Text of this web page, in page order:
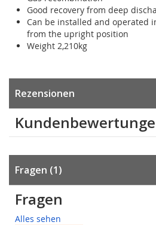
Good recovery from deep
Can be installed and operated
from the upright position
Weight 2,210kg
Rezensionen
Fragen 1
Fragen
Alles sehen